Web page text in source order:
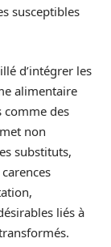
susceptibles
d’intégrer les
alimentaire
comme des
non
substituts,
liés à